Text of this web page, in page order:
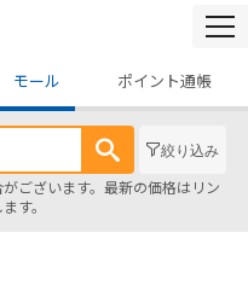
モール ポイント通帳
絞り込み
ございます。最新の価格はリン
す。